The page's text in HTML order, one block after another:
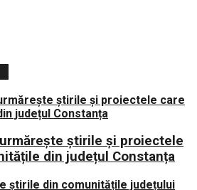
știrile și proiectele
din județul Constanța